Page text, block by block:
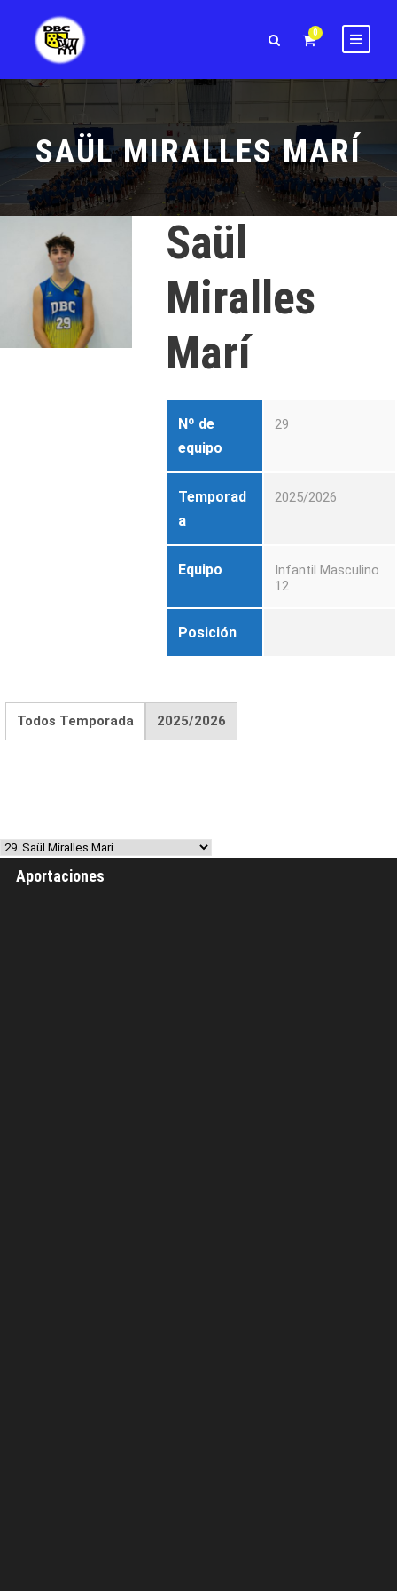
0
SAÜL MIRALLES MARÍ
Saül
Miralles
Marí
Nº de
equipo
29
Temporad
a
2025/2026
Equipo
Infantil Masculino
12
Posición
Todos Temporada 2025/2026
Aportaciones